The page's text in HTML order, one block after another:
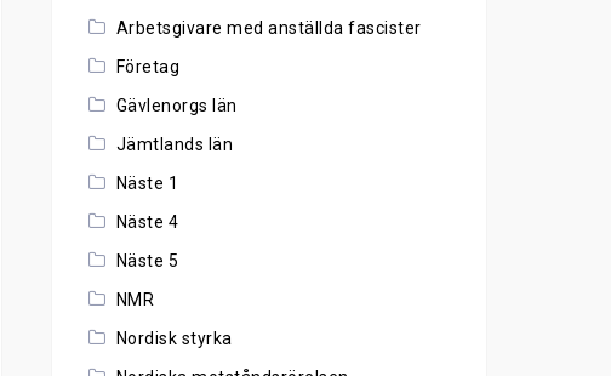
Arbetsgivare med anställda fascister
Företag
Gävlenorgs län
Jämtlands län
Näste 1
Näste 4
Näste 5
NMR
Nordisk styrka